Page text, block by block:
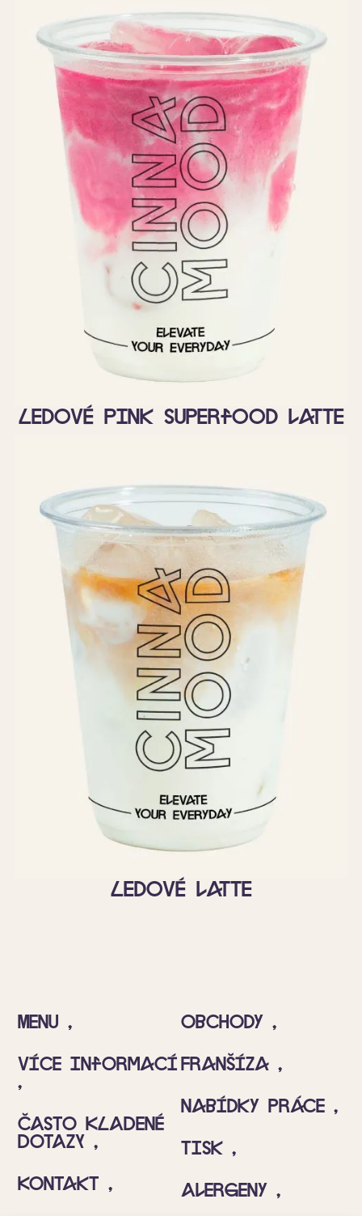
Ledové Pink Superfood latte
Ledové latte
Menu ‚
Více informací
‚
ČASTO KLADENÉ
DOTAZY ‚
Kontakt ‚
Obchody ‚
Franšíza ‚
Nabídky práce ‚
Tisk ‚
Alergeny ‚